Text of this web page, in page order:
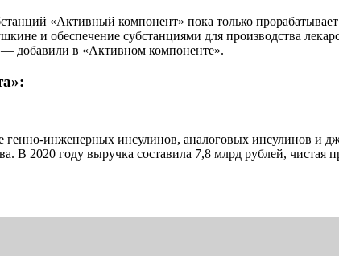
«Активный компонент» пока только
и обеспечение субстанциями для производства
добавили в «Активном компоненте».
генно-инженерных инсулинов, аналоговых инсулинов
В 2020 году выручка составила 7,8 млрд рублей,